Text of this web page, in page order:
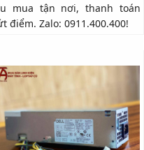
mua tận nơi, thanh toán
điểm. Zalo: 0911.400.400!